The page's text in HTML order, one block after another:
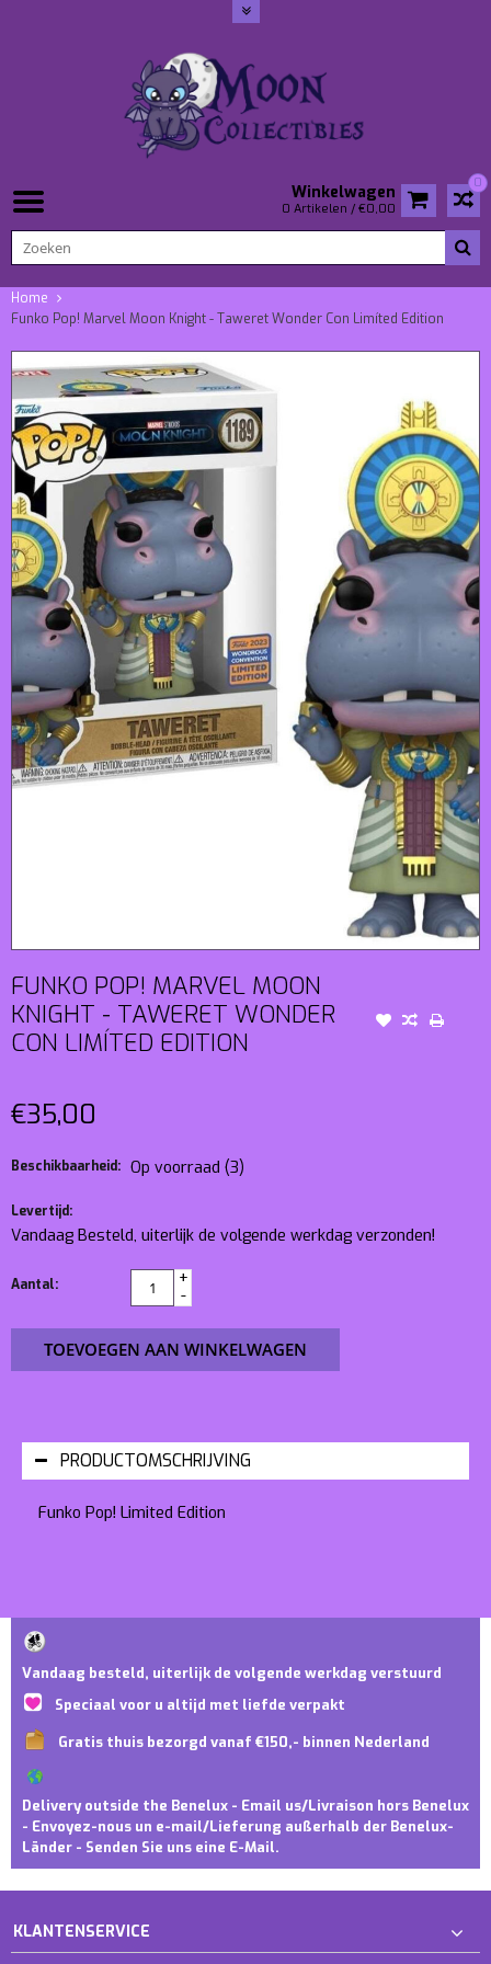
0
Winkelwagen
0 Artikelen / €0,00
Home
Funko Pop! Marvel Moon Knight - Taweret Wonder Con Limíted Edition
FUNKO POP! MARVEL MOON
KNIGHT - TAWERET WONDER
CON LIMÍTED EDITION
€35,00
Beschikbaarheid: Op voorraad (3)
Levertijd:
Vandaag Besteld, uiterlijk de volgende werkdag verzonden!
Aantal:
+
-
TOEVOEGEN AAN WINKELWAGEN
PRODUCTOMSCHRIJVING
Funko Pop! Limited Edition
Vandaag besteld, uiterlijk de volgende werkdag verstuurd
Speciaal voor u altijd met liefde verpakt
Gratis thuis bezorgd vanaf €150,- binnen Nederland
Delivery outside the Benelux - Email us/Livraison hors Benelux
- Envoyez-nous un e-mail/Lieferung außerhalb der Benelux-
Länder - Senden Sie uns eine E-Mail.
KLANTENSERVICE